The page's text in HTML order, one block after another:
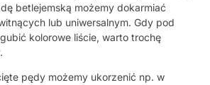
betlejemską możemy dokarmiać
lub uniwersalnym. Gdy pod
kolorowe liście, warto trochę
pędy możemy ukorzenić np. w